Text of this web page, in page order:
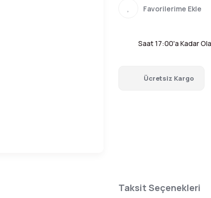
Saat 17:00'a Kadar
Ücretsiz Kargo
Taksit Seçenekleri